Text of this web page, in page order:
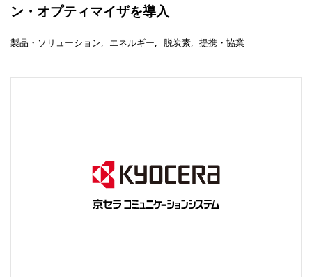
ン・オプティマイザを導入
製品・ソリューション エネルギー 脱炭素 提携・協業